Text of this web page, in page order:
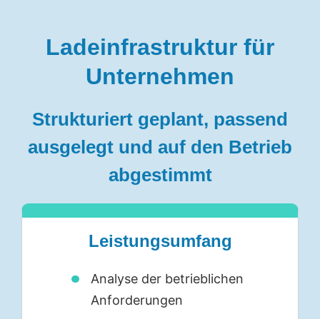
Ladeinfrastruktur für
Unternehmen
Strukturiert geplant, passend
ausgelegt und auf den Betrieb
abgestimmt
Leistungsumfang
Analyse der betrieblichen
Anforderungen